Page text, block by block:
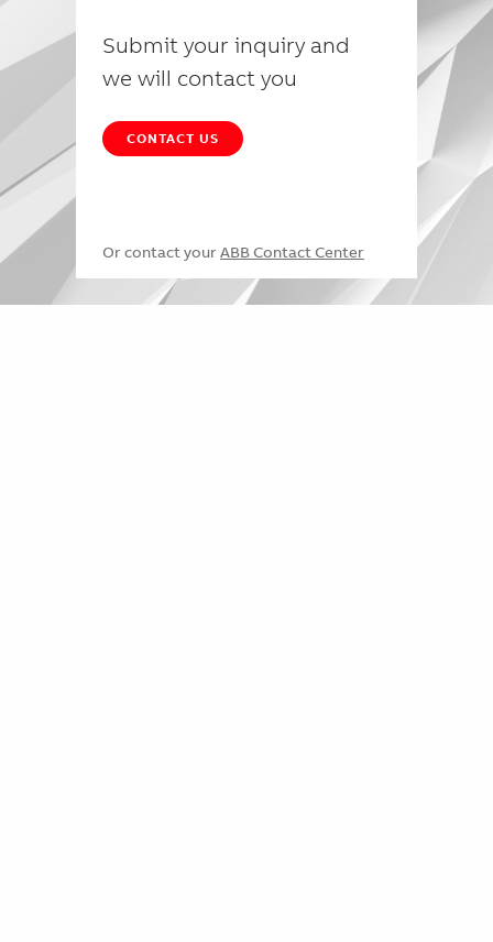
Submit your inquiry and
we will contact you
CONTACT US
Or contact your ABB Contact Center